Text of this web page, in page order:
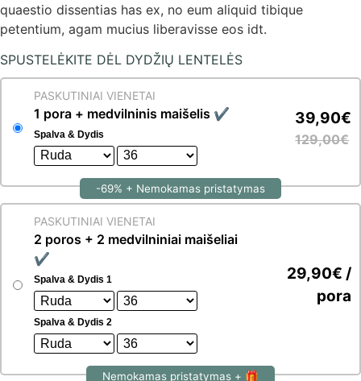
quaestio dissentias has ex, no eum aliquid tibique
petentium, agam mucius liberavisse eos idt.
SPUSTELĖKITE DĖL DYDŽIŲ LENTELĖS
PASKUTINIAI VIENETAI
1 pora + medvilninis maišelis ✔
Spalva & Dydis
39,90€
129,00€
-69% + Nemokamas pristatymas
PASKUTINIAI VIENETAI
2 poros + 2 medvilniniai maišeliai
✔
Spalva & Dydis 1
Spalva & Dydis 2
29,90€ /
pora
Nemokamas pristatymas + 🎁